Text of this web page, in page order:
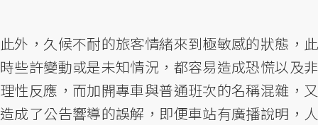
此外，久候不耐的旅客情緒來到極敏感的狀態，此
時些許變動或是未知情況，都容易造成恐慌以及非
理性反應，而加開專車與普通班次的名稱混雜，又
造成了公告響導的誤解，即便車站有廣播說明，人